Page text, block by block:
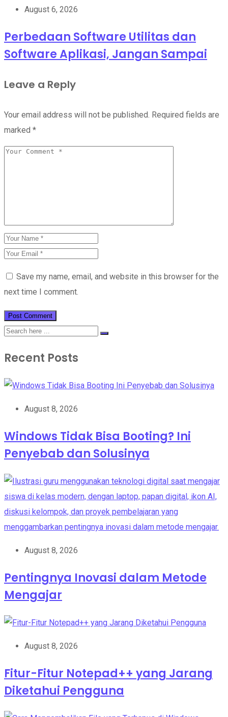
August 6, 2026
Perbedaan Software Utilitas dan
Software Aplikasi, Jangan Sampai
Leave a Reply
Your email address will not be published. Required fields are
marked *
Save my name, email, and website in this browser for the
next time I comment.
Recent Posts
August 8, 2026
Windows Tidak Bisa Booting? Ini
Penyebab dan Solusinya
August 8, 2026
Pentingnya Inovasi dalam Metode
Mengajar
August 8, 2026
Fitur-Fitur Notepad++ yang Jarang
Diketahui Pengguna